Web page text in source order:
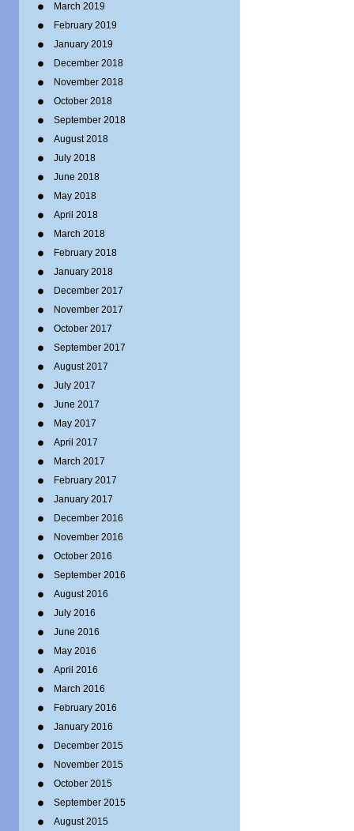
March 2019
February 2019
January 2019
December 2018
November 2018
October 2018
September 2018
August 2018
July 2018
June 2018
May 2018
April 2018
March 2018
February 2018
January 2018
December 2017
November 2017
October 2017
September 2017
August 2017
July 2017
June 2017
May 2017
April 2017
March 2017
February 2017
January 2017
December 2016
November 2016
October 2016
September 2016
August 2016
July 2016
June 2016
May 2016
April 2016
March 2016
February 2016
January 2016
December 2015
November 2015
October 2015
September 2015
August 2015